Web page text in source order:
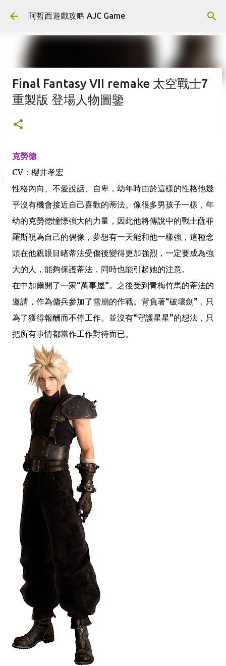
跳到主要內容
阿哲西遊戲攻略 AJC Game
Final Fantasy VII remake 太空戰士7
重製版 登場人物圖鑒
克勞德
CV：櫻井孝宏
性格內向、不愛說話、自卑，幼年時由於這樣的性格他幾
乎沒有機會接近自己喜歡的蒂法。像很多男孩子一樣，年
幼的克勞德憧憬強大的力量，因此他將傳說中的戰士薩菲
羅斯視為自己的偶像，夢想有一天能和他一樣強，這種念
頭在他親眼目睹蒂法受傷後變得更加強烈，一定要成為強
大的人，能夠保護蒂法，同時也能引起她的注意。
在中加爾開了一家“萬事屋”。之後受到青梅竹馬的蒂法的
邀請，作為傭兵參加了雪崩的作戰。背負著“破壞劍”，只
為了獲得報酬而不停工作。並沒有“守護星星”的想法，只
把所有事情都當作工作對待而已。